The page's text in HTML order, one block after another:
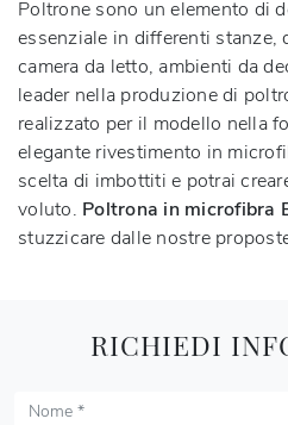
Poltrone sono un elemento di
essenziale in differenti stanze,
camera da letto, ambienti da
leader nella produzione di
realizzato per il modello nella
elegante rivestimento in
scelta di imbottiti e potrai
voluto. Poltrona in microfibra
stuzzicare dalle nostre
RICHIEDI